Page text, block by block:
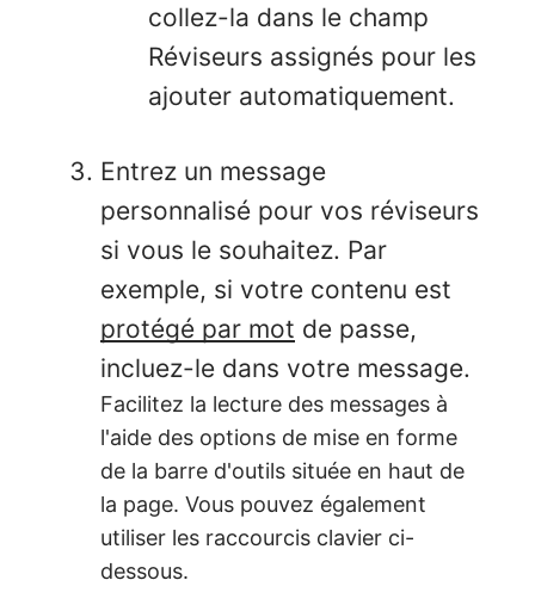
collez-la dans le champ
Réviseurs assignés pour les
ajouter automatiquement.
Entrez un message
personnalisé pour vos réviseurs
si vous le souhaitez. Par
exemple, si votre contenu est
protégé par mot de passe,
incluez-le dans votre message.
Facilitez la lecture des messages à
l'aide des options de mise en forme
de la barre d'outils située en haut de
la page. Vous pouvez également
utiliser les raccourcis clavier ci-
dessous.